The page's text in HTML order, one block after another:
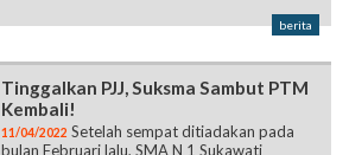
berita
Tinggalkan PJJ, Suksma Sambut PTM
Kembali!
11/04/2022 Setelah sempat ditiadakan pada
bulan Februari lalu, SMA N 1 Sukawati